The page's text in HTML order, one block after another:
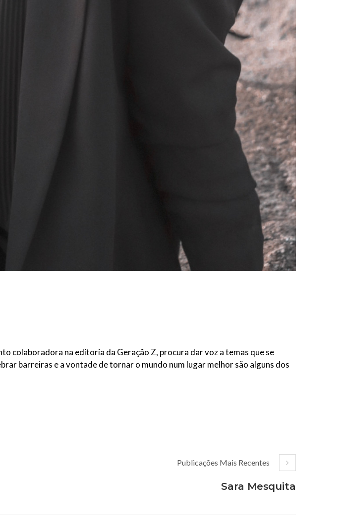
colaboradora na editoria da Geração Z, procura dar voz a temas que se
barreiras e a vontade de tornar o mundo num lugar melhor são alguns dos
Publicações Mais Recentes
Sara Mesquita